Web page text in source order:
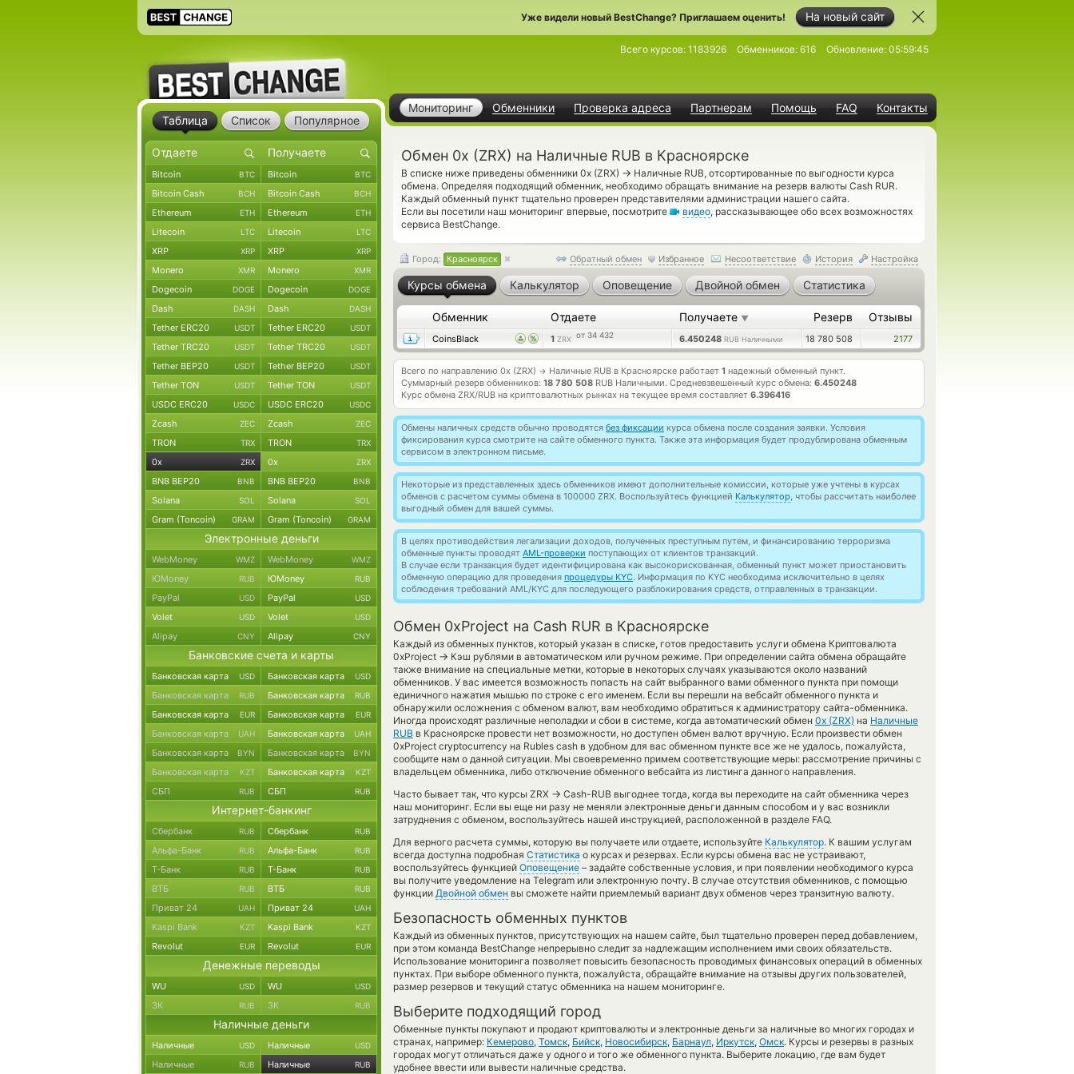
На новый сайт
Уже видели новый BestChange? Приглашаем оценить!
Мониторинг Обменники Проверка адреса Партнерам Помощь FAQ Контакты
Всего курсов: 1183926 Обменников: 616 Обновление: 05:59:45
Обмен 0x (ZRX) на Наличные RUB в Красноярске
В списке ниже приведены обменники 0x (ZRX) → Наличные RUB, отсортированные по выгодности курса
обмена. Определяя подходящий обменник, необходимо обращать внимание на резерв валюты Cash RUR.
Каждый обменный пункт тщательно проверен представителями администрации нашего сайта.
Если вы посетили наш мониторинг впервые, посмотрите
видео, рассказывающее обо всех возможностях
сервиса BestChange.
Обратный обмен Избранное Несоответствие История Настройка
Город: Красноярск
Курсы обмена Калькулятор Оповещение Двойной обмен Статистика
Обменник Отдаете Получаете ▼ Резерв Отзывы
CoinsBlack 1 ZRX от 34 432 6.450248 RUB Наличными 18 780 508 2177
Всего по направлению 0x (ZRX) → Наличные RUB в Красноярске работает 1 надежный обменный пункт.
Суммарный резерв обменников: 18 780 508 RUB Наличными. Средневзвешенный курс обмена: 6.450248
Курс обмена ZRX/RUB на криптовалютных рынках на текущее время составляет 6.396416
Обмены наличных средств обычно проводятся без фиксации курса обмена после создания заявки. Условия
фиксирования курса смотрите на сайте обменного пункта. Также эта информация будет продублирована обменным
сервисом в электронном письме.
Некоторые из представленных здесь обменников имеют дополнительные комиссии, которые уже учтены в курсах
обменов с расчетом суммы обмена в 100000 ZRX. Воспользуйтесь функцией Калькулятор, чтобы рассчитать наиболее
выгодный обмен для вашей суммы.
В целях противодействия легализации доходов, полученных преступным путем, и финансированию терроризма
обменные пункты проводят AML-проверки поступающих от клиентов транзакций.
В случае если транзакция будет идентифицирована как высокорискованная, обменный пункт может приостановить
обменную операцию для проведения процедуры KYC. Информация по KYC необходима исключительно в целях
соблюдения требований AML/KYC для последующего разблокирования средств, отправленных в транзакции.
Обмен 0xProject на Cash RUR в Красноярске
Каждый из обменных пунктов, который указан в списке, готов предоставить услуги обмена Криптовалюта
0xProject → Кэш рублями в автоматическом или ручном режиме. При определении сайта обмена обращайте
также внимание на специальные метки, которые в некоторых случаях указываются около названий
обменников. У вас имеется возможность попасть на сайт выбранного вами обменного пункта при помощи
единичного нажатия мышью по строке с его именем. Если вы перешли на вебсайт обменного пункта и
обнаружили осложнения с обменом валют, вам необходимо обратиться к администратору сайта-обменника.
Иногда происходят различные неполадки и сбои в системе, когда автоматический обмен 0x (ZRX) на Наличные
RUB в Красноярске провести нет возможности, но доступен обмен валют вручную. Если произвести обмен
0xProject cryptocurrency на Rubles cash в удобном для вас обменном пункте все же не удалось, пожалуйста,
сообщите нам о данной ситуации. Мы своевременно примем соответствующие меры: рассмотрение причины с
владельцем обменника, либо отключение обменного вебсайта из листинга данного направления.
Часто бывает так, что курсы ZRX → Cash-RUB выгоднее тогда, когда вы переходите на сайт обменника через
наш мониторинг. Если вы еще ни разу не меняли электронные деньги данным способом и у вас возникли
затруднения с обменом, воспользуйтесь нашей инструкцией, расположенной в разделе FAQ.
Для верного расчета суммы, которую вы получаете или отдаете, используйте Калькулятор. К вашим услугам
всегда доступна подробная Статистика о курсах и резервах. Если курсы обмена вас не устраивают,
воспользуйтесь функцией Оповещение – задайте собственные условия, и при появлении необходимого курса
вы получите уведомление на Telegram или электронную почту. В случае отсутствия обменников, с помощью
функции Двойной обмен вы сможете найти приемлемый вариант двух обменов через транзитную валюту.
Безопасность обменных пунктов
Каждый из обменных пунктов, присутствующих на нашем сайте, был тщательно проверен перед добавлением,
при этом команда BestChange непрерывно следит за надлежащим исполнением ими своих обязательств.
Использование мониторинга позволяет повысить безопасность проводимых финансовых операций в обменных
пунктах. При выборе обменного пункта, пожалуйста, обращайте внимание на отзывы других пользователей,
размер резервов и текущий статус обменника на нашем мониторинге.
Выберите подходящий город
Обменные пункты покупают и продают криптовалюты и электронные деньги за наличные во многих городах и
странах, например: Кемерово, Томск, Бийск, Новосибирск, Барнаул, Иркутск, Омск. Курсы и резервы в разных
городах могут отличаться даже у одного и того же обменного пункта. Выберите локацию, где вам будет
удобнее ввести или вывести наличные средства.
Таблица Список Популярное
Bitcoin BTC Bitcoin BTC
Bitcoin Cash BCH Bitcoin Cash BCH
Ethereum ETH Ethereum ETH
Litecoin LTC Litecoin LTC
XRP XRP XRP XRP
Monero XMR Monero XMR
Dogecoin DOGE Dogecoin DOGE
Dash DASH Dash DASH
Tether ERC20 USDT Tether ERC20 USDT
Tether TRC20 USDT Tether TRC20 USDT
Tether BEP20 USDT Tether BEP20 USDT
Tether TON USDT Tether TON USDT
USDC ERC20 USDC USDC ERC20 USDC
Zcash ZEC Zcash ZEC
TRON TRX TRON TRX
0x ZRX 0x ZRX
BNB BEP20 BNB BNB BEP20 BNB
Solana SOL Solana SOL
Gram (Toncoin) GRAM Gram (Toncoin) GRAM
Электронные деньги
WebMoney WMZ WebMoney WMZ
ЮMoney RUB ЮMoney RUB
PayPal USD PayPal USD
Volet USD Volet USD
Alipay CNY Alipay CNY
Банковские счета и карты
Банковская карта USD Банковская карта USD
Банковская карта RUB Банковская карта RUB
Банковская карта EUR Банковская карта EUR
Банковская карта UAH Банковская карта UAH
Банковская карта BYN Банковская карта BYN
Банковская карта KZT Банковская карта KZT
СБП RUB СБП RUB
Интернет-банкинг
Сбербанк RUB Сбербанк RUB
Альфа-Банк RUB Альфа-Банк RUB
Т-Банк RUB Т-Банк RUB
ВТБ RUB ВТБ RUB
Приват 24 UAH Приват 24 UAH
Kaspi Bank KZT Kaspi Bank KZT
Revolut EUR Revolut EUR
Денежные переводы
WU USD WU USD
ЗК RUB ЗК RUB
Наличные деньги
Наличные USD Наличные USD
Наличные RUB Наличные RUB